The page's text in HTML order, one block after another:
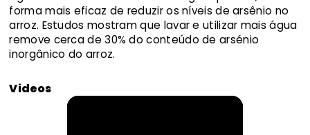
forma mais eficaz de reduzir os níveis de arsênio no
arroz. Estudos mostram que lavar e utilizar mais água
remove cerca de 30% do conteúdo de arsénio
inorgânico do arroz.
Videos